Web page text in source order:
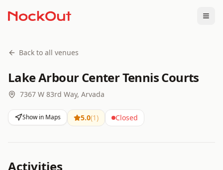
Back to all venues
Lake Arbour Center Tennis Courts
7367 W 83rd Way, Arvada
Show in Maps 5.0(1) Closed
Activities